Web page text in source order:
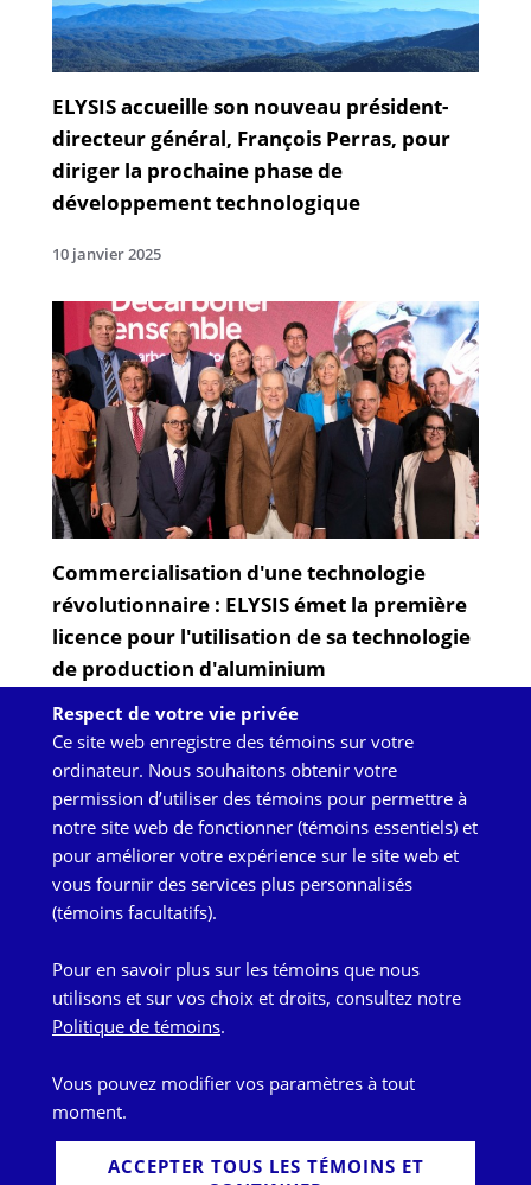
ELYSIS accueille son nouveau président-
directeur général, François Perras, pour
diriger la prochaine phase de
développement technologique
10 janvier 2025
Commercialisation d'une technologie
révolutionnaire : ELYSIS émet la première
licence pour l'utilisation de sa technologie
de production d'aluminium
28 juin 2024
1 Place Ville Marie, bureau 3330
Montréal (Québec) Canada H3B 3N2
1 514 848-8398
1 514 360-0876
LINKEDIN
TWITTER
Respect de votre vie privée
Ce site web enregistre des témoins sur votre
ordinateur. Nous souhaitons obtenir votre
permission d’utiliser des témoins pour permettre à
notre site web de fonctionner (témoins essentiels) et
pour améliorer votre expérience sur le site web et
vous fournir des services plus personnalisés
(témoins facultatifs).
Pour en savoir plus sur les témoins que nous
utilisons et sur vos choix et droits, consultez notre
Politique de témoins.
Vous pouvez modifier vos paramètres à tout
moment.
ACCEPTER TOUS LES TÉMOINS ET